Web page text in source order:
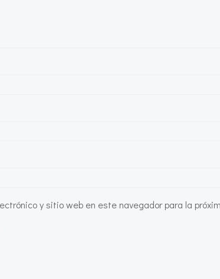
y sitio web en este navegador para la